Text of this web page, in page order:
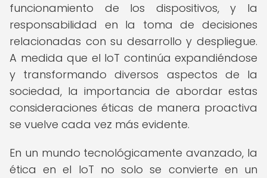
funcionamiento de los dispositivos, y la
responsabilidad en la toma de decisiones
relacionadas con su desarrollo y despliegue.
A medida que el IoT continúa expandiéndose
y transformando diversos aspectos de la
sociedad, la importancia de abordar estas
consideraciones éticas de manera proactiva
se vuelve cada vez más evidente.
En un mundo tecnológicamente avanzado, la
ética en el IoT no solo se convierte en un